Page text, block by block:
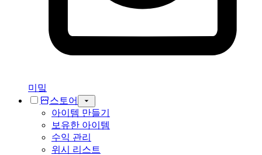
미밐
스토어
아이템 만들기
보유한 아이템
수익 관리
위시 리스트